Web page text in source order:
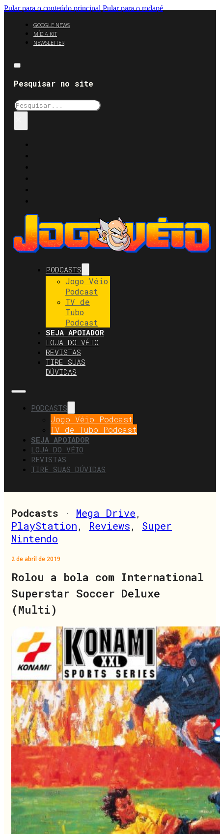
Pular para o conteúdo principal Pular para o rodapé
GOOGLE NEWS
MÍDIA KIT
NEWSLETTER
Pesquisar no site
Pesquisar
PODCASTS
Jogo Véio
Podcast
TV de
Tubo
Podcast
SEJA APOIADOR
LOJA DO VÉIO
REVISTAS
TIRE SUAS
DÚVIDAS
PODCASTS
Jogo Véio Podcast
TV de Tubo Podcast
SEJA APOIADOR
LOJA DO VÉIO
REVISTAS
TIRE SUAS DÚVIDAS
Podcasts · Mega Drive,
PlayStation, Reviews, Super
Nintendo
2 de abril de 2019
Rolou a bola com International
Superstar Soccer Deluxe
(Multi)